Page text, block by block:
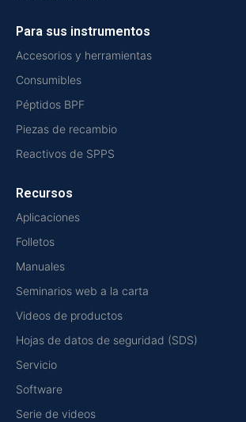
Para sus instrumentos
Accesorios y herramientas
Consumibles
Péptidos BPF
Piezas de recambio
Reactivos de SPPS
Recursos
Aplicaciones
Folletos
Manuales
Seminarios web a la carta
Videos de productos
Hojas de datos de seguridad (SDS)
Servicio
Software
Serie de videos